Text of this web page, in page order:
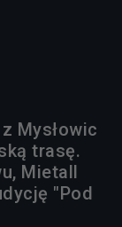
Mysłowic
trasę.
Mietall
"Pod